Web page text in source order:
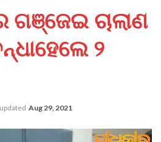
ଚାଲାଣ
୨
Aug 29, 2021